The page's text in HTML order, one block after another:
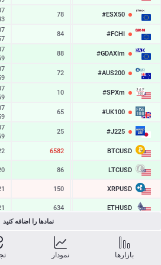
#ESX50
6545.4
78
#FCHI
8730.2
84
#GDAXIm
26376.6
88
#AUS200
9295.8
72
#SPXm
7761.1
10
#UK100
10904.7
65
#J225
66263
25
BTCUSD
65108.166
6582
LTCUSD
46.353
86
XRPUSD
1.03855
150
ETHUSD
1923.817
634
SOLUSD
76.60
12
نمادها را اضافه کنید
بازارها نمودار